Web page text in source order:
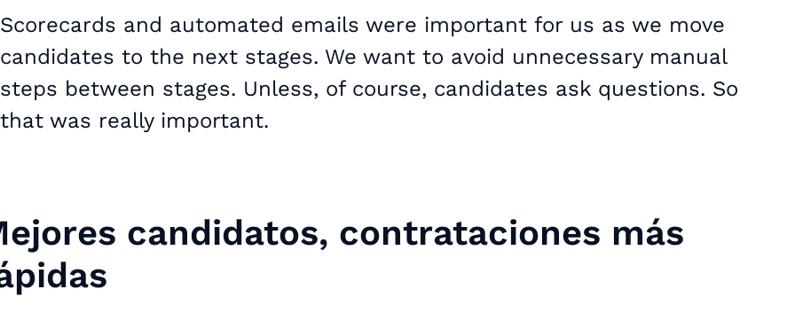
Scorecards and automated emails were important for us as we move
candidates to the next stages. We want to avoid unnecessary manual
steps between stages. Unless, of course, candidates ask questions. So
that was really important.
candidatos, contrataciones más